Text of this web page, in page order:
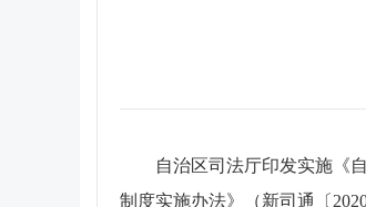
自治区司法厅印发实施《
制度实施办法》（新司通〔